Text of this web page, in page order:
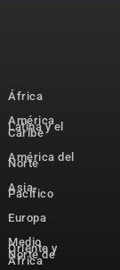
África
América
Latina y el
Caribe
América del
Norte
Asia-
Pacífico
Europa
Medio
Oriente y
Norte de
África